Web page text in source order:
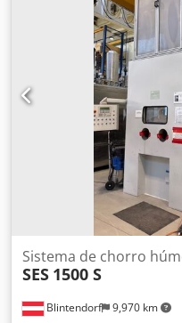
como talleres completos
completamente
soluciones de
automotriz para las
Dedpfefz U Tisx Abzekr
Blintendorf 9,970 km
Sistema de chorro
SES 1500 S